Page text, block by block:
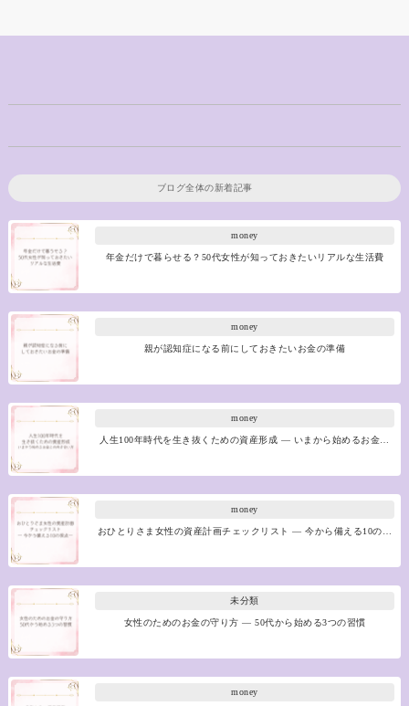
ブログ全体の新着記事
money
年金だけで暮らせる？50代女性が知っておきたいリアルな生活費
money
親が認知症になる前にしておきたいお金の準備
money
人生100年時代を生き抜くための資産形成 ― いまから始めるお金…
money
おひとりさま女性の資産計画チェックリスト ― 今から備える10の…
未分類
女性のためのお金の守り方 ― 50代から始める3つの習慣
money